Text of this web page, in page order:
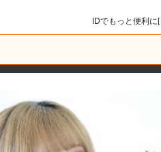
IDでもっと便利に[